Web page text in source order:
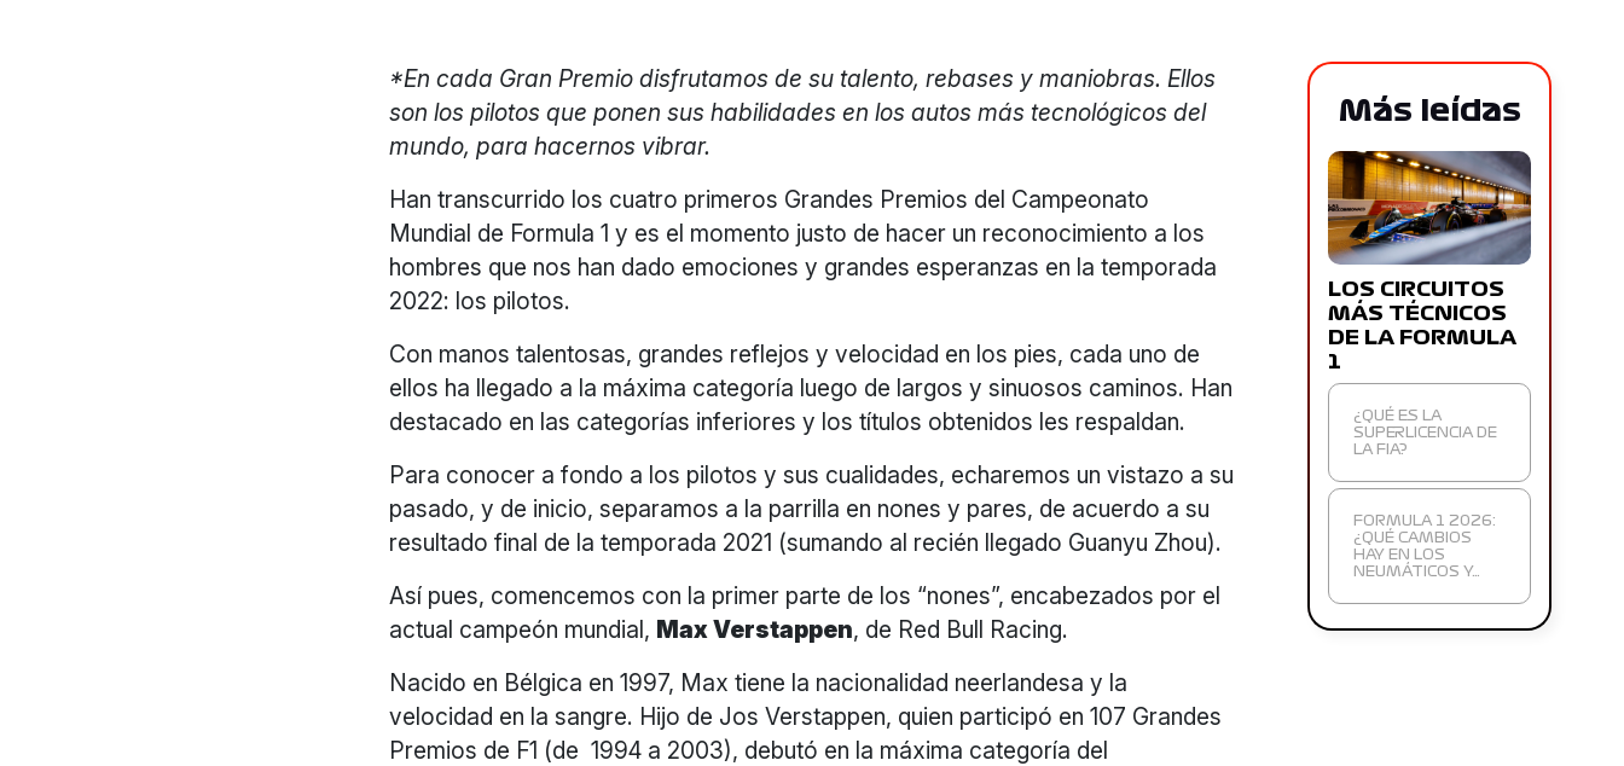
*En cada Gran Premio disfrutamos de su talento, rebases y maniobras. Ellos
son los pilotos que ponen sus habilidades en los autos más tecnológicos del
mundo, para hacernos vibrar.
Han transcurrido los cuatro primeros Grandes Premios del Campeonato
Mundial de Formula 1 y es el momento justo de hacer un reconocimiento a los
hombres que nos han dado emociones y grandes esperanzas en la temporada
2022: los pilotos.
Con manos talentosas, grandes reflejos y velocidad en los pies, cada uno de
ellos ha llegado a la máxima categoría luego de largos y sinuosos caminos. Han
destacado en las categorías inferiores y los títulos obtenidos les respaldan.
Para conocer a fondo a los pilotos y sus cualidades, echaremos un vistazo a su
pasado, y de inicio, separamos a la parrilla en nones y pares, de acuerdo a su
resultado final de la temporada 2021 (sumando al recién llegado Guanyu Zhou).
Así pues, comencemos con la primer parte de los “nones”, encabezados por el
actual campeón mundial, Max Verstappen, de Red Bull Racing.
Nacido en Bélgica en 1997, Max tiene la nacionalidad neerlandesa y la
velocidad en la sangre. Hijo de Jos Verstappen, quien participó en 107 Grandes
Premios de F1 (de 1994 a 2003), debutó en la máxima categoría del
Más leídas
LOS CIRCUITOS
MÁS TÉCNICOS
DE LA FORMULA
1
¿QUÉ ES LA
SUPERLICENCIA DE
LA FIA?
FORMULA 1 2026:
¿QUÉ CAMBIOS
HAY EN LOS
NEUMÁTICOS Y…